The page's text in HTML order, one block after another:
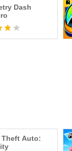
Dash
Theft Auto: